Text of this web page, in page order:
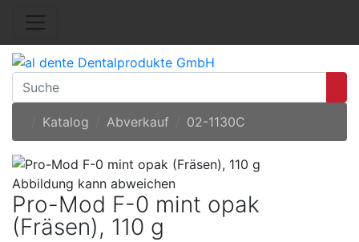
Startseite
Katalog Abverkauf 02-1130C
Abbildung kann abweichen
Pro-Mod F-0 mint opak
(Fräsen), 110 g